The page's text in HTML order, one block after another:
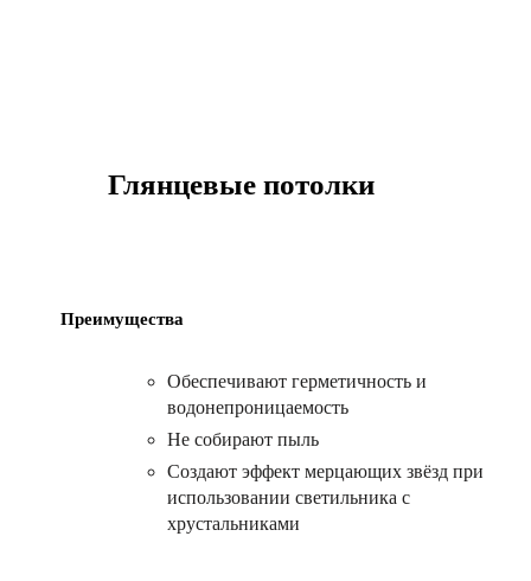
Глянцевые потолки
Преимущества
Обеспечивают герметичность и
водонепроницаемость
Не собирают пыль
Создают эффект мерцающих звёзд при
использовании светильника с
хрустальниками